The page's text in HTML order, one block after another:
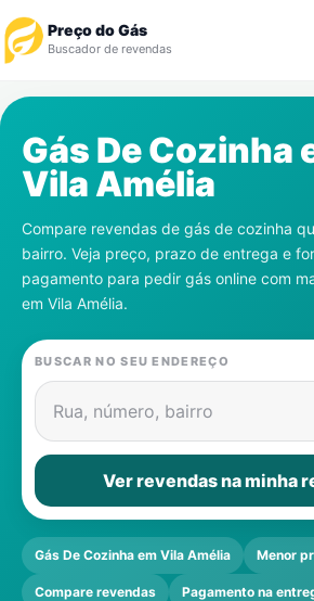
Preço do Gás
Buscador de revendas
Revendedor
Notícias
Cadastre-se
Gás
Contatos
Gás De Cozinha
Vila Amélia
Compare revendas de gás de cozinha
bairro. Veja preço, prazo de entrega e
pagamento para pedir gás online com
em Vila Amélia.
BUSCAR NO SEU ENDEREÇO
Rua, número, bairro
Ver revendas na minha
Gás De Cozinha em Vila Amélia Menor
Compare revendas Pagamento na